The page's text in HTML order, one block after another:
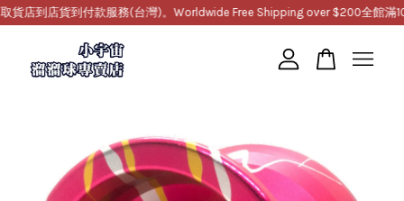
店到店貨到付款服務(台灣)。Worldwide Free Shipping over $200全館滿
繼續購物